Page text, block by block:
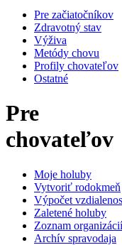
Pre začiatočníkov
Zdravotný stav
Výživa
Metódy chovu
Profily chovateľov
Ostatné
Pre
chovateľov
Moje holuby
Vytvoriť rodokmeň
Výpočet
Zaletené holuby
Zoznam organizácií
Archív spravodaja